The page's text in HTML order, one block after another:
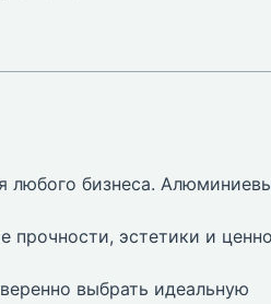
любого бизнеса.
прочности, эстетики и
выбрать идеальную